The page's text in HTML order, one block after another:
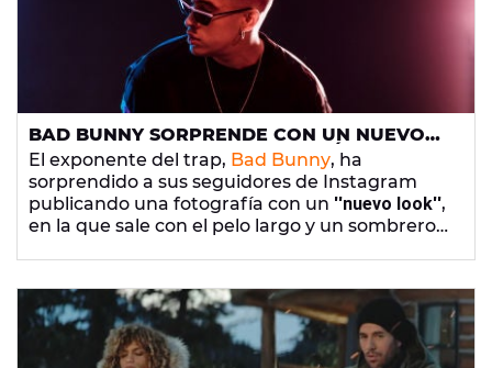
BAD BUNNY SORPRENDE CON UN NUEVO
LOOK Y TE PREGUNTA TU OPINIÓN
El exponente del trap, Bad Bunny, ha
sorprendido a sus seguidores de Instagram
publicando una fotografía con un ''nuevo look'',
en la que sale con el pelo largo y un sombrero